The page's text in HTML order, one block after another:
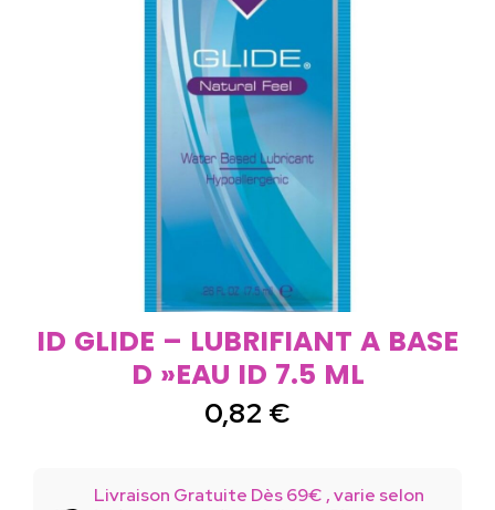
ID GLIDE – LUBRIFIANT A BASE
D »EAU ID 7.5 ML
0,82 €
Livraison Gratuite Dès 69€ , varie selon